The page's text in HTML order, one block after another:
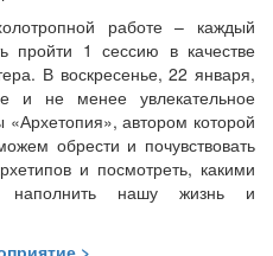
работе – каждый
пройти 1 сессию в качестве
В воскресенье, 22 января,
и не менее увлекательное
автором которой
обрести и почувствовать
и посмотреть, какими
наполнить нашу жизнь и
>